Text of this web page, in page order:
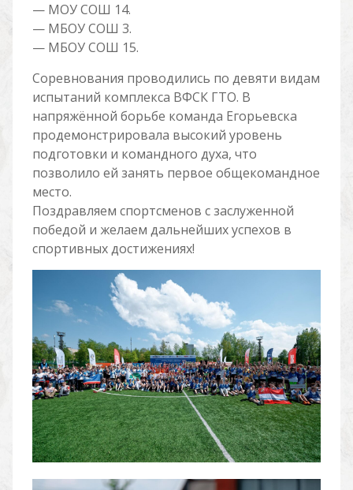
— МОУ СОШ 14.
— МБОУ СОШ 3.
— МБОУ СОШ 15.
Соревнования проводились по девяти видам
испытаний комплекса ВФСК ГТО. В
напряжённой борьбе команда Егорьевска
продемонстрировала высокий уровень
подготовки и командного духа, что
позволило ей занять первое общекомандное
место.
Поздравляем спортсменов с заслуженной
победой и желаем дальнейших успехов в
спортивных достижениях!